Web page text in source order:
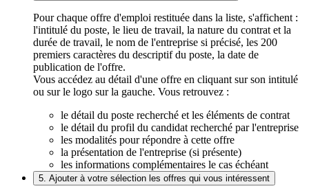
Pour chaque offre d'emploi restituée dans la liste, s'affichent :
l'intitulé du poste, le lieu de travail, la nature du contrat et la
durée de travail, le nom de l'entreprise si précisé, les 200
premiers caractères du descriptif du poste, la date de
publication de l'offre.
Vous accédez au détail d'une offre en cliquant sur son intitulé
ou sur le logo sur la gauche. Vous retrouvez :
le détail du poste recherché et les éléments de contrat
le détail du profil du candidat recherché par l'entreprise
les modalités pour répondre à cette offre
la présentation de l'entreprise (si présente)
les informations complémentaires le cas échéant
5. Ajouter à votre sélection les offres qui vous intéressent